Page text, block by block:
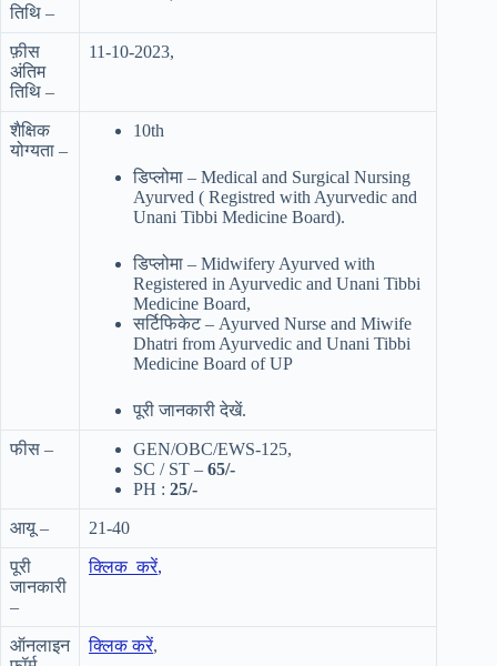
तिथि –
फ़ीस
अंतिम
तिथि –
11-10-2023,
शैक्षिक
योग्यता –
10th
डिप्लोमा – Medical and Surgical Nursing
Ayurved ( Registred with Ayurvedic and
Unani Tibbi Medicine Board).
डिप्लोमा – Midwifery Ayurved with
Registered in Ayurvedic and Unani Tibbi
Medicine Board,
सर्टिफिकेट – Ayurved Nurse and Miwife
Dhatri from Ayurvedic and Unani Tibbi
Medicine Board of UP
पूरी जानकारी देखें.
फीस –
GEN/OBC/EWS-125,
SC / ST – 65/-
PH : 25/-
आयू – 21-40
पूरी
जानकारी
–
क्लिक करें,
ऑनलाइन
क्लिक करें,